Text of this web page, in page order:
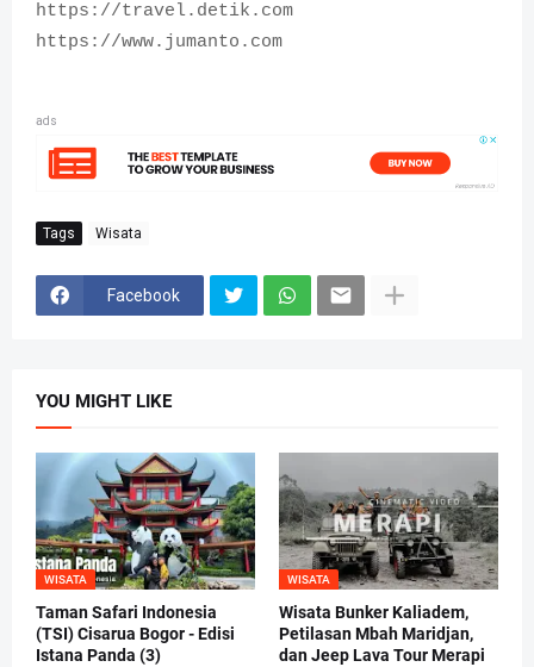
https://travel.detik.com
https://www.jumanto.com
ads
Tags Wisata
Facebook
YOU MIGHT LIKE
WISATA
Taman Safari Indonesia
(TSI) Cisarua Bogor - Edisi
Istana Panda (3)
WISATA
Wisata Bunker Kaliadem,
Petilasan Mbah Maridjan,
dan Jeep Lava Tour Merapi